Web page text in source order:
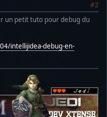
#2
un petit tuto pour debug du
intellijidea-debug-en-